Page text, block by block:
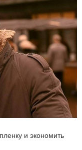
и экономить